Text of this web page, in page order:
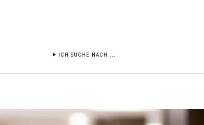
ICH SUCHE NACH ...